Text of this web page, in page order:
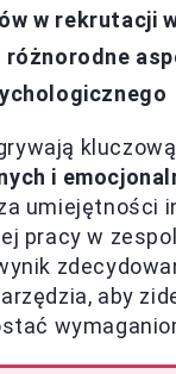
w rekrutacji
i
umiejętności
pracy w
aby